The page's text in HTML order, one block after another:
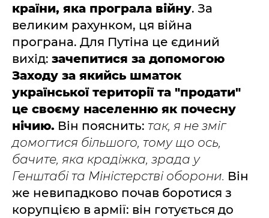
країни, яка програла війну. За
великим рахунком, ця війна
програна. Для Путіна це єдиний
вихід: зачепитися за допомогою
Заходу за якийсь шматок
української території та "продати"
це своєму населенню як почесну
нічию. Він пояснить: так, я не зміг
домогтися більшого, тому що ось,
бачите, яка крадіжка, зрада у
Генштабі та Міністерстві оборони. Він
же невипадково почав боротися з
корупцією в армії: він готується до